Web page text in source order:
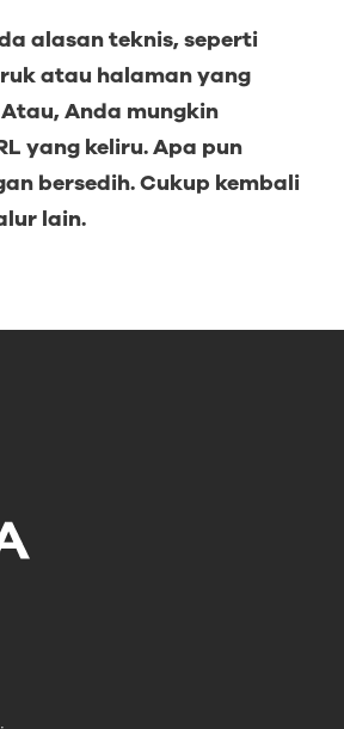
alasan teknis, seperti
atau halaman yang
Anda mungkin
yang keliru. Apa pun
bersedih. Cukup kembali
lain.